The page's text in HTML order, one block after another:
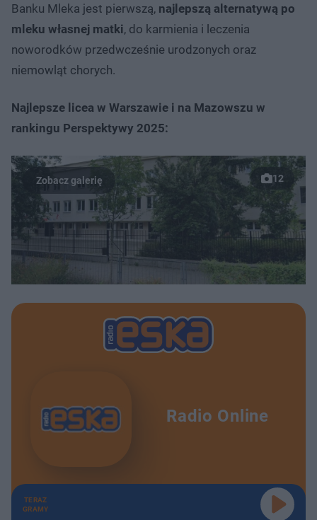
Banku Mleka jest pierwszą, najlepszą alternatywą po
mleku własnej matki, do karmienia i leczenia
noworodków przedwcześnie urodzonych oraz
niemowląt chorych.
Najlepsze licea w Warszawie i na Mazowszu w
rankingu Perspektywy 2025:
12
Radio Online
TERAZ
GRAMY